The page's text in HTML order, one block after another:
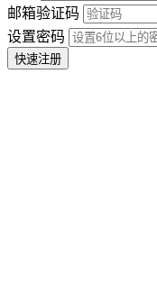
邮箱验证码
设置密码